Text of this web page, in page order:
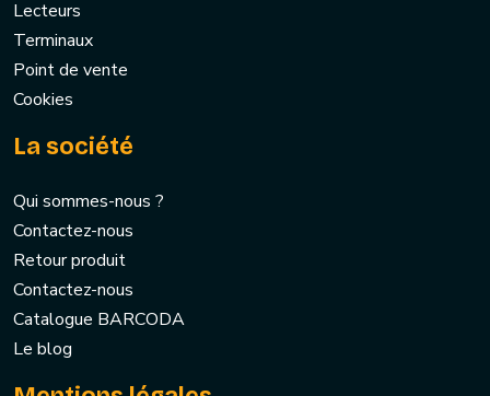
Lecteurs
Terminaux
Point de vente
Cookies
La société
Qui sommes-nous ?
Contactez-nous
Retour produit
Contactez-nous
Catalogue BARCODA
Le blog